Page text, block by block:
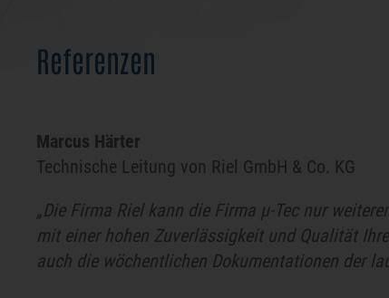
Referenzen
Marcus Härter
Technische Leitung von Riel GmbH & Co. KG
„Die Firma Riel kann die Firma µ-Tec nur
mit einer hohen Zuverlässigkeit und Qualität
auch die wöchentlichen Dokumentationen der